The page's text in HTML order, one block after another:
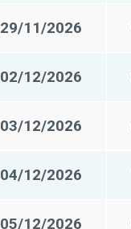
29/11/2026
02/12/2026
03/12/2026
04/12/2026
05/12/2026